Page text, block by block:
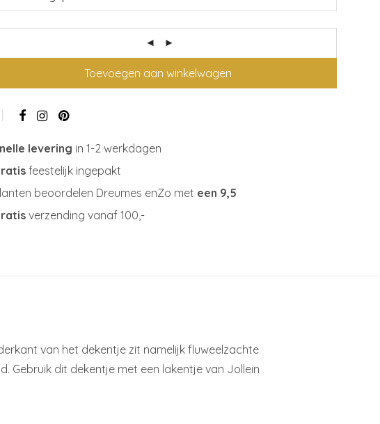
Toevoegen aan winkelwagen
levering in 1-2 werkdagen
feestelijk ingepakt
beoordelen Dreumes enZo met een 9,5
verzending vanaf 100,-
van het dekentje zit namelijk fluweelzachte
Gebruik dit dekentje met een lakentje van Jollein